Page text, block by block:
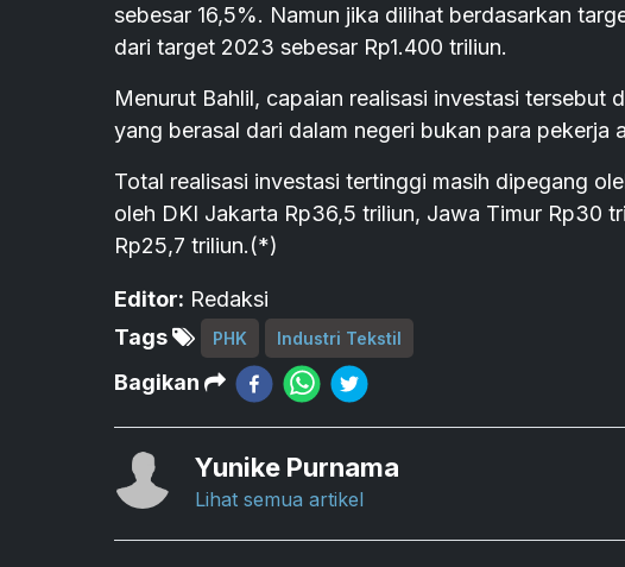
sebesar 16,5%. Namun jika dilihat berdasarkan
dari target 2023 sebesar Rp1.400 triliun.
Menurut Bahlil, capaian realisasi investasi
yang berasal dari dalam negeri bukan para pekerja
Total realisasi investasi tertinggi masih dipegang
oleh DKI Jakarta Rp36,5 triliun, Jawa Timur Rp30
Rp25,7 triliun.(*)
Editor: Redaksi
Tags
PHK Industri Tekstil
Bagikan
Yunike Purnama
Lihat semua artikel